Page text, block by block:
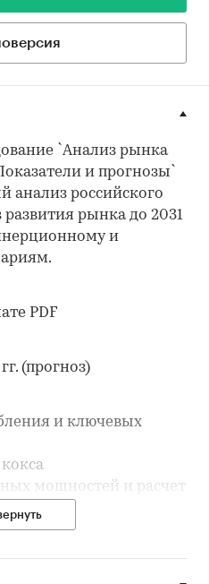
`Анализ рынка
и прогнозы`
анализ российского
рынка до 2031
и
PDF
(прогноз)
и ключевых
мощностей и расчет
производителей